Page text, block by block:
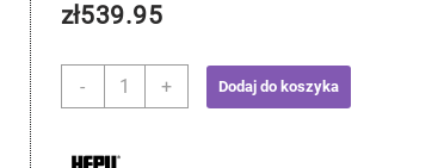
zł539.95
-
ilość
Wody
+ Dodaj do koszyka